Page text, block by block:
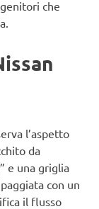
che
l’aspetto
da
e una griglia
con un
il flusso